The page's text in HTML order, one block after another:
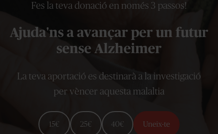
Fes la teva donació en només 3 passos!
Ajuda'ns a avançar per un futur
sense Alzheimer
La teva aportació es destinarà a la investigació
per vèncer aquesta malaltia